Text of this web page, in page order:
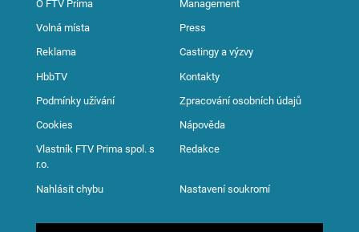
O FTV Prima Management
Volná místa Press
Reklama Castingy a výzvy
HbbTV Kontakty
Podmínky užívání Zpracování osobních údajů
Cookies Nápověda
Vlastník FTV Prima spol. s
r.o.
Redakce
Nahlásit chybu Nastavení soukromí